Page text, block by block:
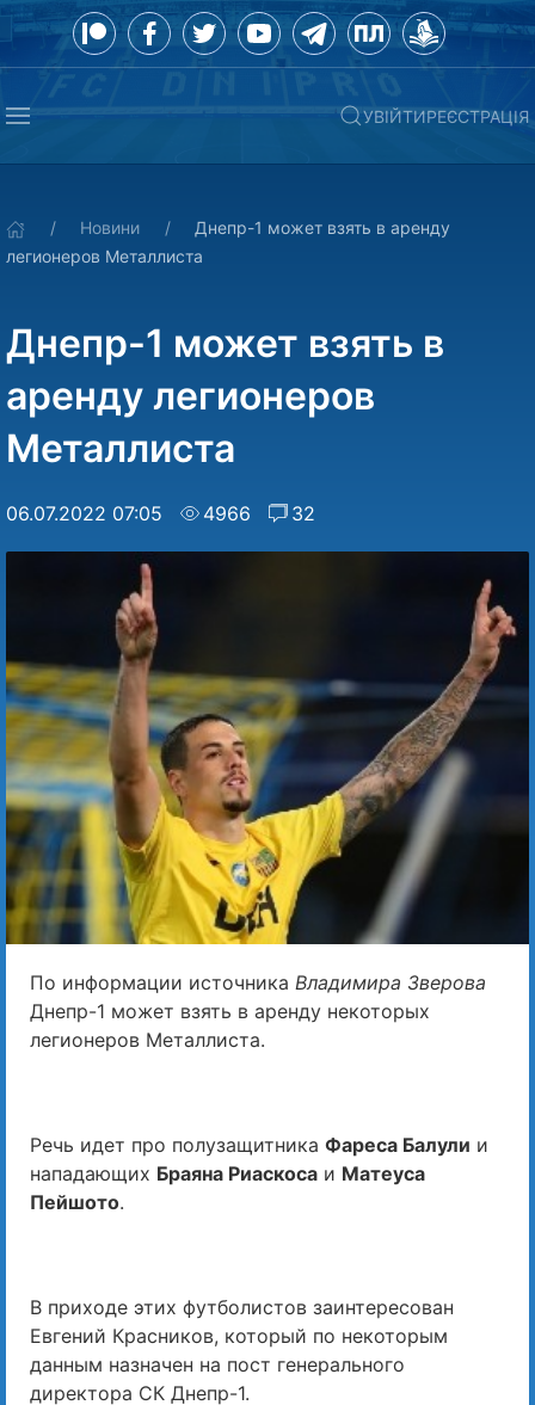
УВІЙТИРЕЄСТРАЦІЯ
Новини
Днепр-1 может взять в аренду
легионеров Металлиста
Днепр-1 может взять в
аренду легионеров
Металлиста
06.07.2022 07:05 4966 32
По информации источника Владимира Зверова
Днепр-1 может взять в аренду некоторых
легионеров Металлиста.
Речь идет про полузащитника Фареса Балули и
нападающих Браяна Риаскоса и Матеуса
Пейшото.
В приходе этих футболистов заинтересован
Евгений Красников, который по некоторым
данным назначен на пост генерального
директора СК Днепр-1.